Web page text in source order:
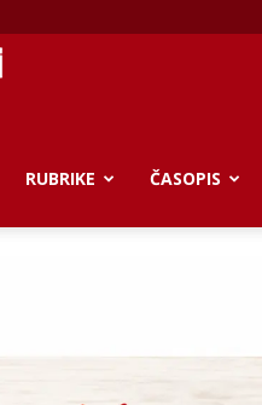
Gospodarski
RUBRIKE ČASOPIS